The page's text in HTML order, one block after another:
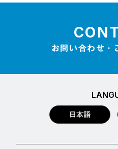
お問い合わせ・
日本語